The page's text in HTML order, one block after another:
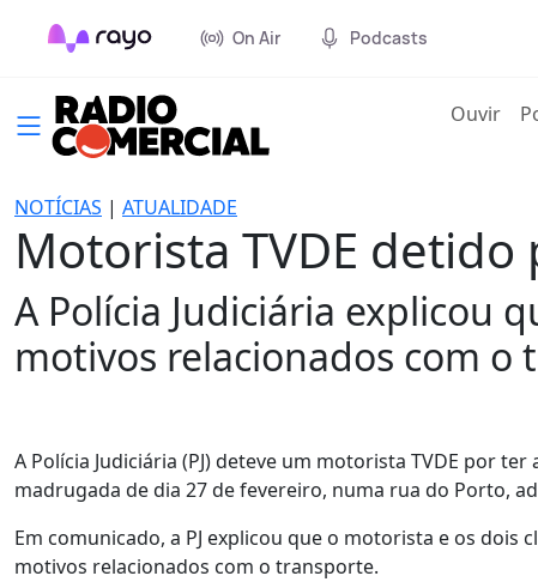
On Air Podcasts
Ouvir
NOTÍCIAS | ATUALIDADE
Motorista TVDE
A Polícia Judiciária explicou
motivos relacionados com o
A Polícia Judiciária (PJ) deteve um motorista TVDE por
madrugada de dia 27 de fevereiro, numa rua do Porto,
Em comunicado, a PJ explicou que o motorista e os
motivos relacionados com o transporte.